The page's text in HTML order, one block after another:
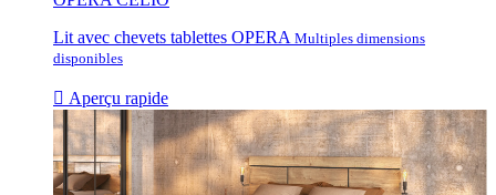
Lit avec chevets tablettes OPERA Multiples dimensions
disponibles
 Aperçu rapide